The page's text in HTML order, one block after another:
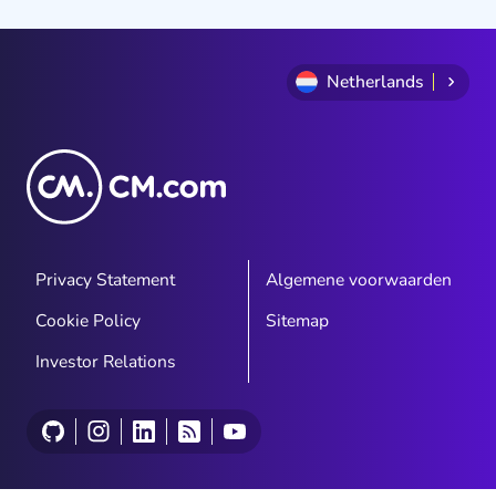
Netherlands
Privacy Statement
Algemene voorwaarden
Cookie Policy
Sitemap
Investor Relations